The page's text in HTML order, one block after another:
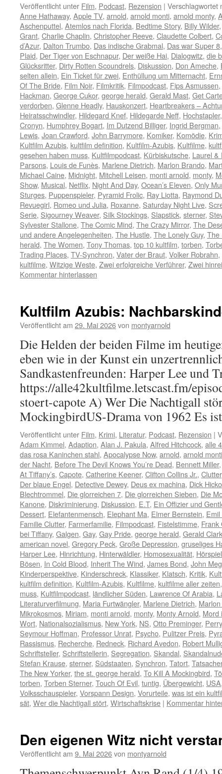
Veröffentlicht unter Film, Podcast, Rezension | Verschlagwortet
Anne Hathaway, Apple TV, arnold, arnold monti, arnold monty,
Aschenputtel, Atemlos nach Florida, Bedtime Story, Billy Wilder
Grant, Charlie Chaplin, Christopher Reeve, Claudette Colbert,
d’Azur, Dalton Trumbo, Das indische Grabmal, Das war Super 8
Plaid, Der Tiger von Eschnapur, Der weiße Hai, Dialogwitz, die
Glücksritter, Dirty Rotten Scoundrels, Diskussion, Don Ameche,
selten allein, Ein Ticket für zwei, Enthüllung um Mitternacht,
Of The Bride, Film Noir, Filmkritik, Filmpodcast, Fips Asmussen,
Hackman, George Cukor, george herald, Gerald Mast, Get
verdorben, Glenne Headly, Hauskonzert, Heartbreakers –
Heiratsschwindler, Hildegard Knef, Hildegarde Neff, Hochstapler
Cronyn, Humphrey Bogart, Im Dutzend Billiger, Ingrid Bergman,
Lewis, Joan Crawford, John Barrymore, Komiker, Komödie,
Kultfilm Azubis, kultfilm definition, Kultfilm-Azubis, Kultfilme,
gesehen haben muss, Kultfilmpodcast, Kürbiskutsche, Laurel &
Parsons, Louis de Funès, Marlene Dietrich, Marlon Brando,
Michael Caine, Midnight, Mitchell Leisen, monti arnold, monty,
Show, Musical, Netflix, Night And Day, Ocean’s Eleven, Only
Sturges, Puppenspieler, Pyramid Frolic, Ray Liotta, Raymond
Revuegirl, Romeo und Julia, Roxanne, Saturday Night Live,
Serie, Sigourney Weaver, Silk Stockings, Slapstick, sterner,
Sylvester Stallone, The Comic Mind, The Crazy Mirror, The
und andere Angelegenheiten, The Hustle, The Lonely Guy, The
herald, The Women, Tony Thomas, top 10 kultfilm, torben,
Trading Places, TV-Synchron, Vater der Braut, Volker Robrahn,
kultfilme, Witzige Weste, Zwei erfolgreiche Verführer, Zwei
Kommentar hinterlassen
Kultfilm Azubis:
Veröffentlicht am 29. Mai 2026von montyarnold
Die Helden der beiden Filme im
eben wie in der Kunst ein
Sandkastenfreunden: Harper Lee und
https://alle42kultfilme.letscast.fm/
stoert-capote A) Wer Die Nachtigall
MockingbirdUS-Drama von 1962 Es
Veröffentlicht unter Film, Krimi, Literatur, Podcast, Rezension |
Adam Kimmel, Adaption, Alan J. Pakula, Alfred Hitchcock, alle
das rosa Kaninchen stahl, Apocalypse Now, arnold, arnold monti
der Nacht, Before The Devil Knows You’re Dead, Bennett Miller
At Tiffany’s, Capote, Catherine Keener, Clifton Collins Jr., Clutter
Der blaue Engel, Detective Dewey, Deus ex machina, Dick
Blechtrommel, Die glorreichen 7, Die glorreichen Sieben, Die
Kanone, Diskriminierung, Diskussion, E.T, Ein Offizier und
Dessert, Elefantenmensch, Elephant Ma, Elmer Bernstein,
Familie Clutter, Farmerfamilie, Filmpodcast, Fistelstimme, Frank
bei Tiffany, Galgen, Gay, Gay Pride, george herald, Gerald
american novel, Gregory Peck, Große Depression, gruseliges
Harper Lee, Hinrichtung, Hinterwäldler, Homosexualität, Hörspiel
Bösen, In Cold Blood, Inherit The Wind, James Bond, John
Kinderperspektive, Kinderschreck, Klassiker, Klatsch, Kritik,
kultfilm definition, Kultfilm-Azubis, Kultfilme, kultfilme aller zeiten
muss, Kultfilmpodcast, ländlicher Süden, Lawrence Of Arabia,
Literaturverfilmung, Maria Furtwängler, Marlene Dietrich,
Mikrokosmos, Miriam, monti arnold, monty, Monty Arnold, Mord
Wort, Nationalsozialismus, New York, NS, Otto Preminger,
Seymour Hoffman, Professor Unrat, Psycho, Pulitzer Preis,
Rassismus, Recherche, Redneck, Richard Avedon, Robert
Schriftsteller, Schriftstellerin, Segregation, Skandal,
Stefan Krause, sterner, Südstaaten, Synchron, Tatort,
The New Yorker, the st. george herald, To Kill A Mockingbird,
torben, Torben Sterner, Touch Of Evil, tuntig, Übergewicht, USA
Volksschauspieler, Vorspann Design, Vorurteile, was ist ein
sät, Wer die Nachtigall stört, Wirtschaftskrise | Kommentar
Den eigenen Witz nicht
Veröffentlicht am 9. Mai 2026von montyarnold